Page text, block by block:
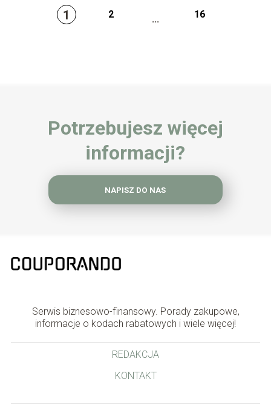
1 2 ... 16
Potrzebujesz więcej
informacji?
NAPISZ DO NAS
Serwis biznesowo-finansowy. Porady zakupowe,
informacje o kodach rabatowych i wiele więcej!
REDAKCJA
KONTAKT